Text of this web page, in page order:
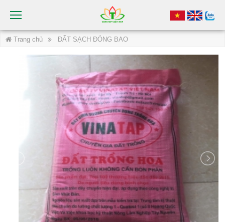
Trang chủ ĐẤT SẠCH ĐÓNG BAO